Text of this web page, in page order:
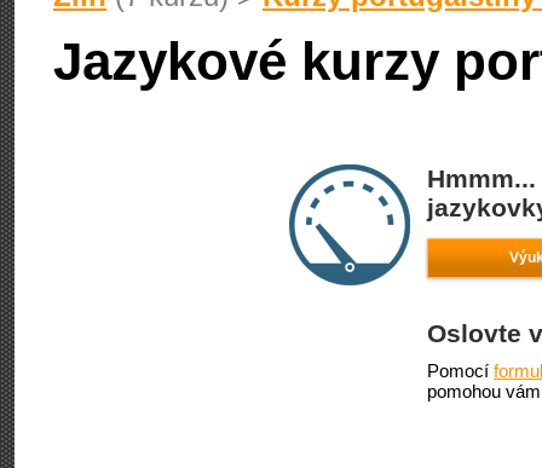
Jazykové kurzy
Oslovte
Pomocí
pomohou